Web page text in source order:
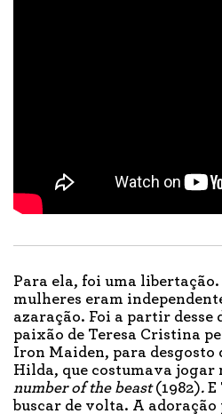
Para ela, foi uma libertação.
mulheres eram
azaração. Foi a partir desse
paixão de Teresa Cristina
Iron Maiden, para desgosto
Hilda, que costumava jogar
number of the beast(1982). E
buscar de volta. A